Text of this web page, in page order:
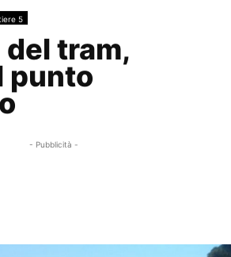
5
tram,
punto
- Pubblicità -